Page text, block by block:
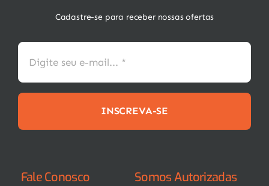
Cadastre-se para receber nossas ofertas
INSCREVA-SE
Fale Conosco Somos Autorizadas